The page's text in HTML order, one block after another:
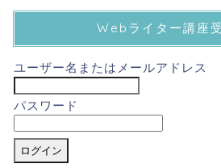
Webライター講座
ユーザー名またはメールアドレス
パスワード